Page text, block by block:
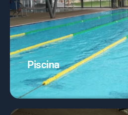
Piscina
Piscina gran: 25m
Piscina petita
Espai de camilles d'aigua i xorros
Saber-ne més